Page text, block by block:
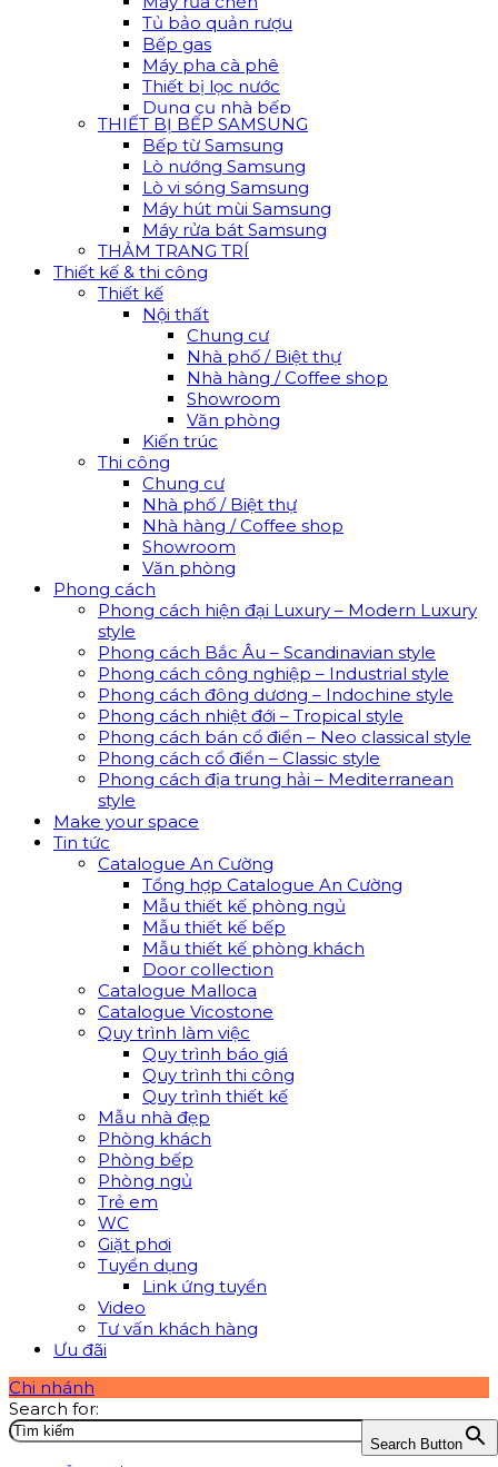
Tủ bảo quản rượu
Bếp gas
Máy pha cà phê
Thiết bị lọc nước
Dụng cụ nhà bếp
THIẾT BỊ BẾP SAMSUNG
Bếp từ Samsung
Lò nướng Samsung
Lò vi sóng Samsung
Máy hút mùi Samsung
Máy rửa bát Samsung
THẢM TRANG TRÍ
Thiết kế & thi công
Thiết kế
Nội thất
Chung cư
Nhà phố / Biệt thự
Nhà hàng / Coffee shop
Showroom
Văn phòng
Kiến trúc
Thi công
Chung cư
Nhà phố / Biệt thự
Nhà hàng / Coffee shop
Showroom
Văn phòng
Phong cách
Phong cách hiện đại Luxury – Modern Luxury
style
Phong cách Bắc Âu – Scandinavian style
Phong cách công nghiệp – Industrial style
Phong cách đông dương – Indochine style
Phong cách nhiệt đới – Tropical style
Phong cách bán cổ điển – Neo classical style
Phong cách cổ điển – Classic style
Phong cách địa trung hải – Mediterranean
style
Make your space
Tin tức
Catalogue An Cường
Tổng hợp Catalogue An Cường
Mẫu thiết kế phòng ngủ
Mẫu thiết kế bếp
Mẫu thiết kế phòng khách
Door collection
Catalogue Malloca
Catalogue Vicostone
Quy trình làm việc
Quy trình báo giá
Quy trình thi công
Quy trình thiết kế
Mẫu nhà đẹp
Phòng khách
Phòng bếp
Phòng ngủ
Trẻ em
WC
Giặt phơi
Tuyển dụng
Link ứng tuyển
Video
Tư vấn khách hàng
Ưu đãi
Chi nhánh
Search for:
Search Button